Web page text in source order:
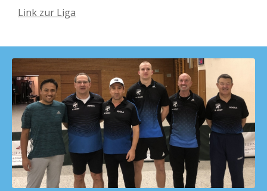
Link zur Liga